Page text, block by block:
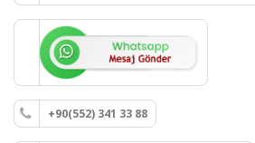
+90(552) 341 33 88